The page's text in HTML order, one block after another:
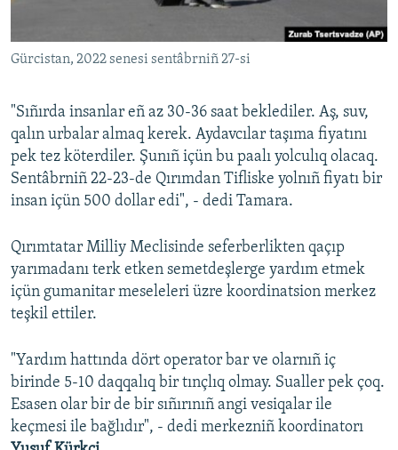
Gürcistan, 2022 senesi sentâbrniñ 27-si
"Sıñırda insanlar eñ az 30-36 saat beklediler. Aş, suv,
qalın urbalar almaq kerek. Aydavcılar taşıma fiyatını
pek tez köterdiler. Şunıñ içün bu paalı yolculıq olacaq.
Sentâbrniñ 22-23-de Qırımdan Tifliske yolnıñ fiyatı bir
insan içün 500 dollar edi", - dedi Tamara.
Qırımtatar Milliy Meclisinde seferberlikten qaçıp
yarımadanı terk etken semetdeşlerge yardım etmek
içün gumanitar meseleleri üzre koordinatsion merkez
teşkil ettiler.
"Yardım hattında dört operator bar ve olarnıñ iç
birinde 5-10 daqqalıq bir tınçlıq olmay. Sualler pek çoq.
Esasen olar bir de bir sıñırınıñ angi vesiqalar ile
keçmesi ile bağlıdır", - dedi merkezniñ koordinatorı